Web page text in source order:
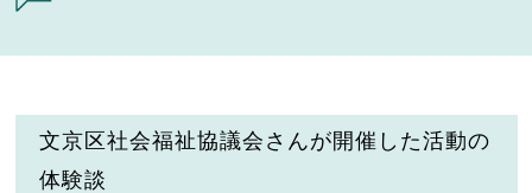
文京区社会福祉協議会さんが開催した活動の
体験談